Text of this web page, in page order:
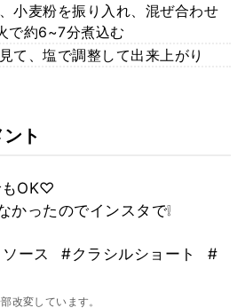
小麦粉を振り入れ、混ぜ合わせ
で約6~7分煮込む
、塩で調整して出来上がり
ト
もOK♡
ったのでインスタで❕
ース #クラシルショート
#
改変しています。